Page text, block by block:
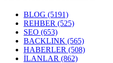
BLOG (5191)
REHBER (525)
SEO (653)
BACKLINK (565)
HABERLER (508)
İLANLAR (862)